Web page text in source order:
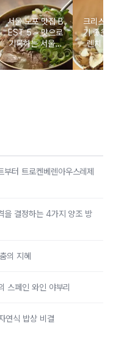
서울 노포 맛집 B
EST 5 – 맛으로
기록하는 서울의
시간
크리스
기 좋은
렌치
터 트로켄베렌아우스레제
을 결정하는 4가지 양조 방
의 지혜
스페인 와인 야부리
연식 밥상 비결